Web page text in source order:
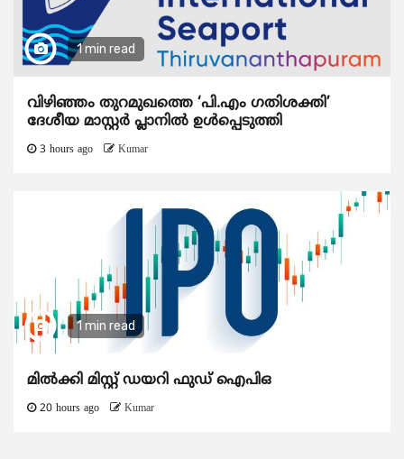
1 min read
വിഴിഞ്ഞം തുറമുഖത്തെ ‘പി.എം ഗതിശക്തി’
ദേശീയ മാസ്റ്റർ പ്ലാനിൽ ഉൾപ്പെടുത്തി
3 hours ago Kumar
1 min read
മിൽക്കി മിസ്റ്റ് ഡയറി ഫുഡ് ഐപിഒ
20 hours ago Kumar